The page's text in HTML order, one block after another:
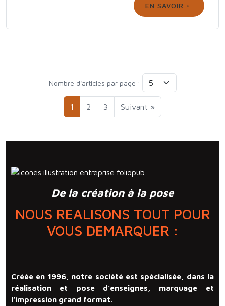
EN SAVOIR +
Nombre d'articles par page :
1 2 3 Suivant »
De la création à la pose
NOUS REALISONS TOUT POUR
VOUS DEMARQUER :
Créée en 1996, notre société est spécialisée, dans la
réalisation et pose d’enseignes, marquage et
l’impression grand format.